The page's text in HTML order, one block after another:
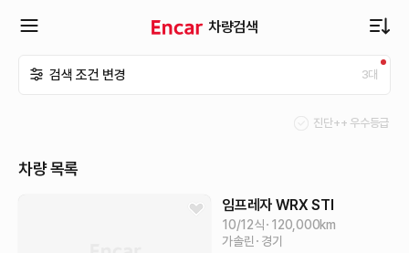
차량검색
검색 조건 변경 3대
진단++ 우수등급
차량 목록
임프레자 WRX STI
10/12식 120,000km
가솔린
경기